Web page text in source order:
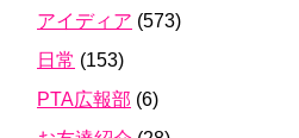
アイディア (573)
日常 (153)
PTA広報部 (6)